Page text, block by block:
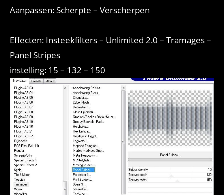
Aanpassen: Scherpte – Verscherpen
Effecten: Insteekfilters – Unlimited 2.0 – Tramages –
Panel Stripes
instelling: 15 – 132 – 150